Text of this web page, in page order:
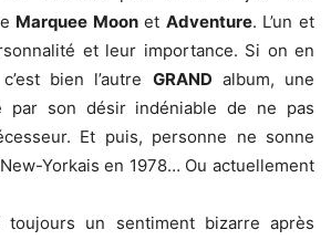
Marquee Moonet Adventure. L’un et
et leur importance. Si on en
bien l’autre GRAND album, une
par son désir indéniable de ne pas
Et puis, personne ne sonne
Yorkais en 1978… Ou actuellement
un sentiment bizarre après